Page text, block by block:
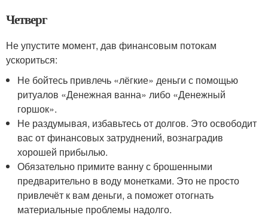
Четверг
Не упустите момент, дав финансовым потокам
ускориться:
Не бойтесь привлечь «лёгкие» деньги с помощью
ритуалов «Денежная ванна» либо «Денежный
горшок».
Не раздумывая, избавьтесь от долгов. Это освободит
вас от финансовых затруднений, вознаградив
хорошей прибылью.
Обязательно примите ванну с брошенными
предварительно в воду монетками. Это не просто
привлечёт к вам деньги, а поможет отогнать
материальные проблемы надолго.